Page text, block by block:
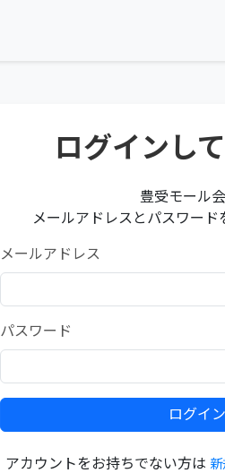
ログインし
豊受モール
メールアドレスとパスワード
メールアドレス
パスワード
ログイン
アカウントをお持ちでない方は